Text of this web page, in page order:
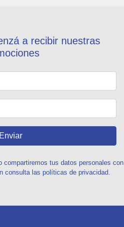
a recibir nuestras
Enviar
compartiremos tus datos personales con
consulta las políticas de privacidad.